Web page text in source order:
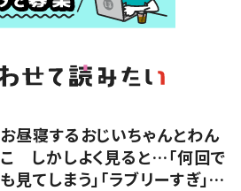
お昼寝するおじいちゃんとわん
こ しかしよく見ると…「何回で
も見てしまう」「ラブリーすぎ」の